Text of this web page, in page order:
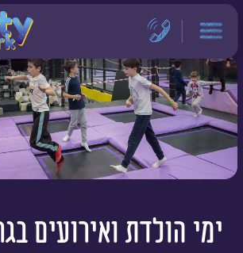
דלג לסרגל הניווט
דלג לתוכן
ימי הולדת ואירועים